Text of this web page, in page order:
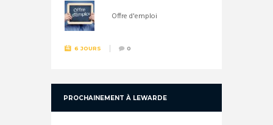
Offre d'emploi
6 JOURS 0
PROCHAINEMENT À LEWARDE